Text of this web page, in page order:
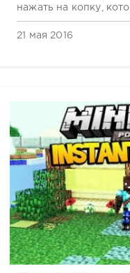
нажать на копку,
21 мая 2016